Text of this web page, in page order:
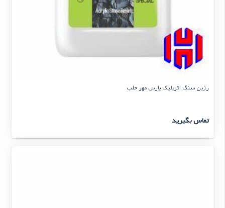
رزین سنگ اکریلیک پارس مهر حلب
تماس بگیرید